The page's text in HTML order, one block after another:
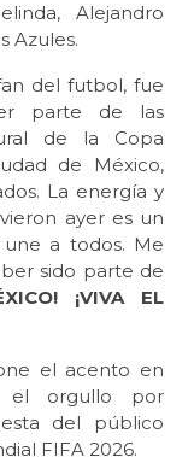
Alejandro
Azules.
del futbol, fue
parte de las
de la Copa
de México,
La energía y
ayer es un
a todos. Me
sido parte de
¡VIVA EL
el acento en
el orgullo por
del público
FIFA 2026.